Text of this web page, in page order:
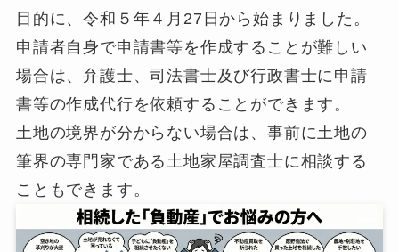
目的に、令和５年４月27日から始まりました。
申請者自身で申請書等を作成することが難しい
場合は、弁護士、司法書士及び行政書士に申請
書等の作成代行を依頼することができます。
土地の境界が分からない場合は、事前に土地の
筆界の専門家である土地家屋調査士に相談する
こともできます。